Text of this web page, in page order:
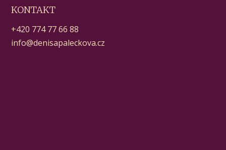
KONTAKT
+420 774 77 66 88
info@denisapaleckova.cz